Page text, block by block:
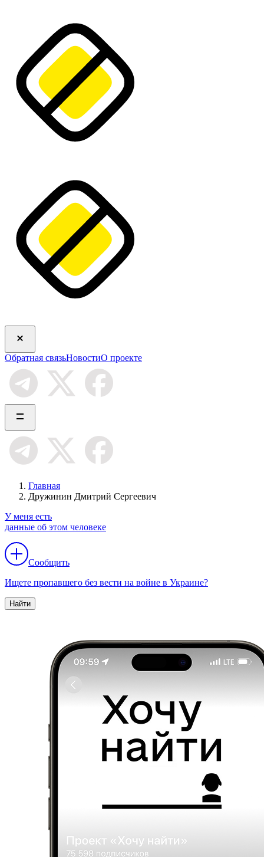
Обратная связьНовостиО проекте
Главная
Дружинин Дмитрий Сергеевич
У меня есть
данные об этом человеке
Сообщить
Ищете пропавшего без вести на войне в Украине?
Найти